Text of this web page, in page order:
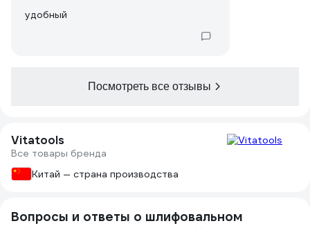
удобный
Посмотреть все отзывы
Vitatools
Все товары бренда
Китай — страна производства
Вопросы и ответы о шлифовальном